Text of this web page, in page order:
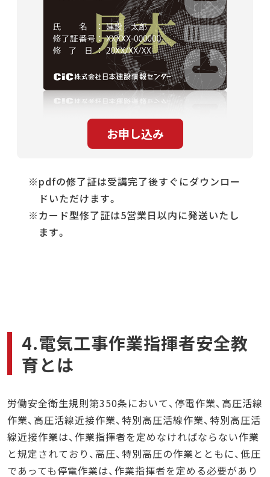
pdfの修了証は受講完了後すぐにダウンロー
ドいただけます。
カード型修了証は5営業日以内に発送いたし
ます。
4.電気工事作業指揮者安全教
育とは
労働安全衛生規則第350条において、停電作業、高圧活線
作業、高圧活線近接作業、特別高圧活線作業、特別高圧活
線近接作業は、作業指揮者を定めなければならない作業
と規定されており、高圧、特別高圧の作業とともに、低圧
であっても停電作業は、作業指揮者を定める必要があり